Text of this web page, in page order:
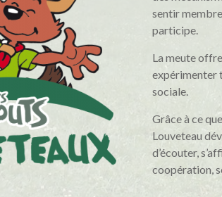
sentir
participe.
La meute
expérimenter
sociale.
Grâce à ce
Louveteau
d’écouter,
coopération,